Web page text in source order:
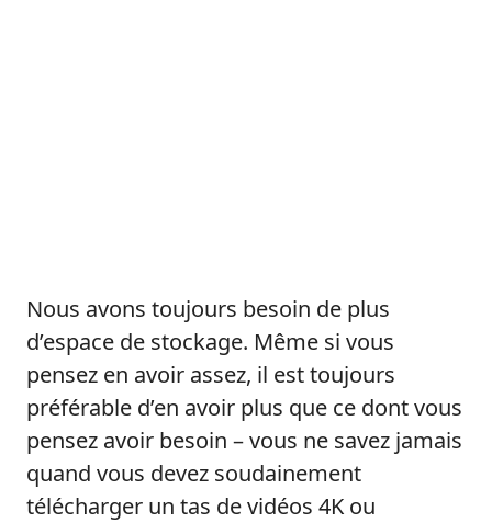
Nous avons toujours besoin de plus
d’espace de stockage. Même si vous
pensez en avoir assez, il est toujours
préférable d’en avoir plus que ce dont vous
pensez avoir besoin – vous ne savez jamais
quand vous devez soudainement
télécharger un tas de vidéos 4K ou